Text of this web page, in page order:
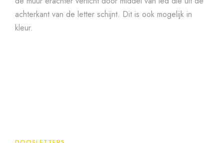
achterkant van de letter schijnt. Dit is ook mogelijk in
kleur.